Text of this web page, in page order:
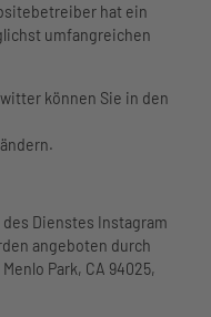
hat ein
umfangreichen
können Sie in den
ändern.
Dienstes Instagram
angeboten durch
Park, CA 94025,